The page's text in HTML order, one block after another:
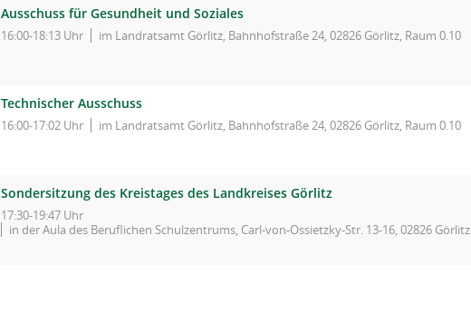
Ausschuss für Gesundheit und Soziales
16:00-18:13 Uhr im Landratsamt Görlitz, Bahnhofstraße 24, 02826 Görlitz, Raum 0.10
Technischer Ausschuss
16:00-17:02 Uhr im Landratsamt Görlitz, Bahnhofstraße 24, 02826 Görlitz, Raum 0.10
Sondersitzung des Kreistages des Landkreises Görlitz
17:30-19:47 Uhr
in der Aula des Beruflichen Schulzentrums, Carl-von-Ossietzky-Str. 13-16, 02826 Görlitz